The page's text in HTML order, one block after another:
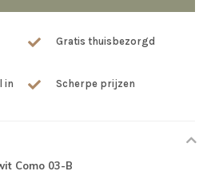
Gratis thuisbezorgd
in
Scherpe prijzen
Como 03-B